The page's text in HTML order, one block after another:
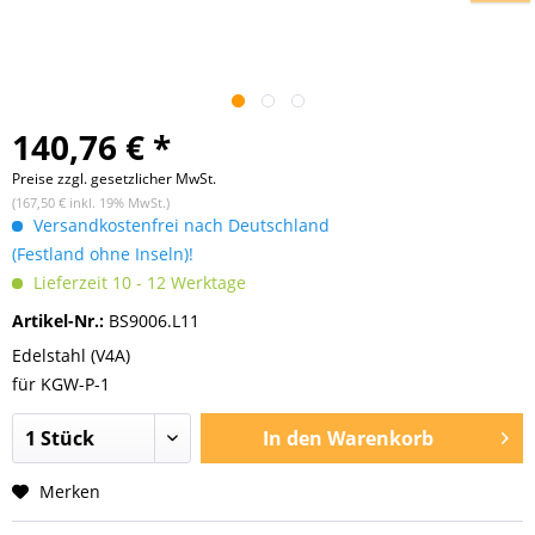
140,76 € *
Preise zzgl. gesetzlicher MwSt.
(167,50 € inkl. 19% MwSt.)
Versandkostenfrei nach Deutschland
(Festland ohne Inseln)!
Lieferzeit 10 - 12 Werktage
Artikel-Nr.: BS9006.L11
Edelstahl (V4A)
für KGW-P-1
In den Warenkorb
Merken